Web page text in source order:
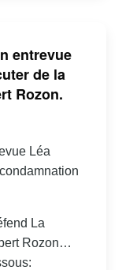
entrevue
de la
Rozon.
Léa
La
Rozon…